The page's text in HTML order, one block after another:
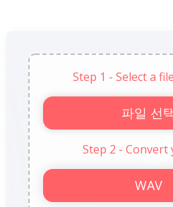
Step 1 - Select a
파일 선
Step 2 -